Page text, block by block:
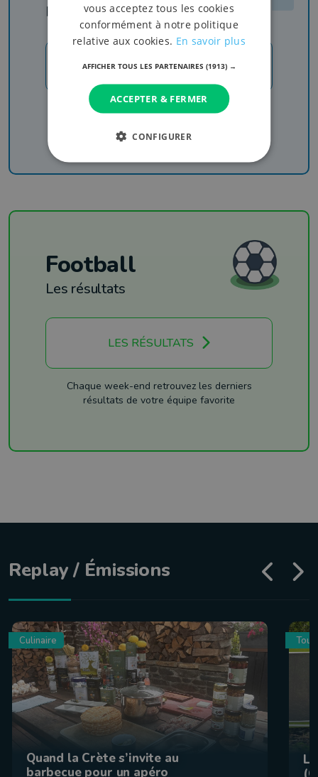
Rejoignez-nous
JE M'INSCRIS
Recevez nos newsletters pour ne rien manquer
Football
Les résultats
LES RÉSULTATS
Chaque week-end retrouvez les derniers
résultats de votre équipe favorite
Replay / Émissions
Culinaire
Quand la Crète s’invite au
barbecue pour un apéro
vous acceptez tous les cookies
conformément à notre politique
relative aux cookies. En savoir plus
AFFICHER TOUS LES PARTENAIRES (1913) →
ACCEPTER & FERMER
CONFIGURER